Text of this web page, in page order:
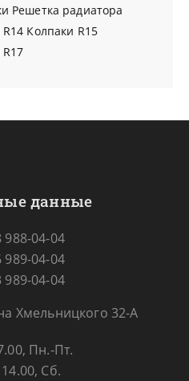
Решетка радиатора
Колпаки R15
данные
988-04-04
989-04-04
989-04-04
Хмельницкого 32-А
Пн.-Пт.
Сб.